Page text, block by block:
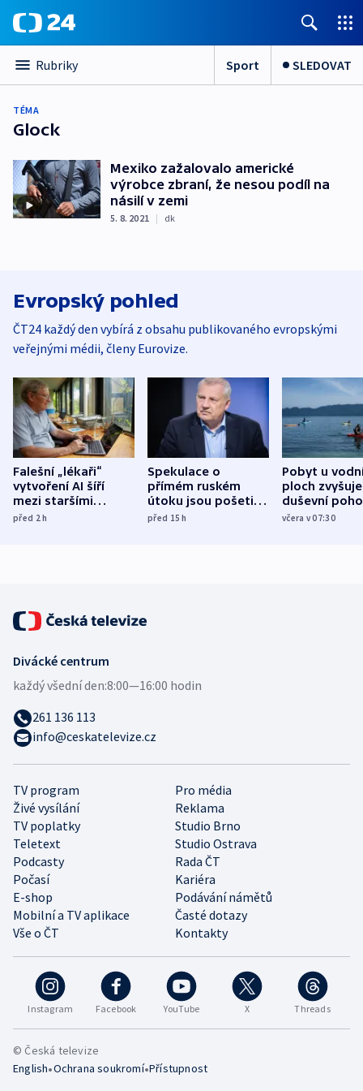
Rubriky Sport SLEDOVAT
TÉMA
Glock
Mexiko zažalovalo americké
výrobce zbraní, že nesou podíl na
násilí v zemi
5. 8. 2021 | dk
Evropský pohled
ČT24 každý den vybírá z obsahu publikovaného evropskými
veřejnými médii, členy Eurovize.
Falešní „lékaři“
vytvoření AI šíří
mezi staršími
Poláky nebezpečné
před 2h
Spekulace o
přímém ruském
útoku jsou pošetilé,
míní estonský
před 15h
Pobyt u
ploch zvyšuje
duševní
ukázala
včera v 07:30
Instagram Facebook YouTube X Threads
TV program
Pro média
Živé vysílání
Reklama
TV poplatky
Studio Brno
Teletext
Studio Ostrava
Podcasty
Rada ČT
Počasí
Kariéra
E-shop
Podávání námětů
Mobilní a TV aplikace
Časté dotazy
Vše o ČT
Kontakty
Divácké centrum
každý všední den:8:00—16:00 hodin
261 136 113
info@ceskatelevize.cz
© Česká televize
English•Ochrana soukromí•Přístupnost